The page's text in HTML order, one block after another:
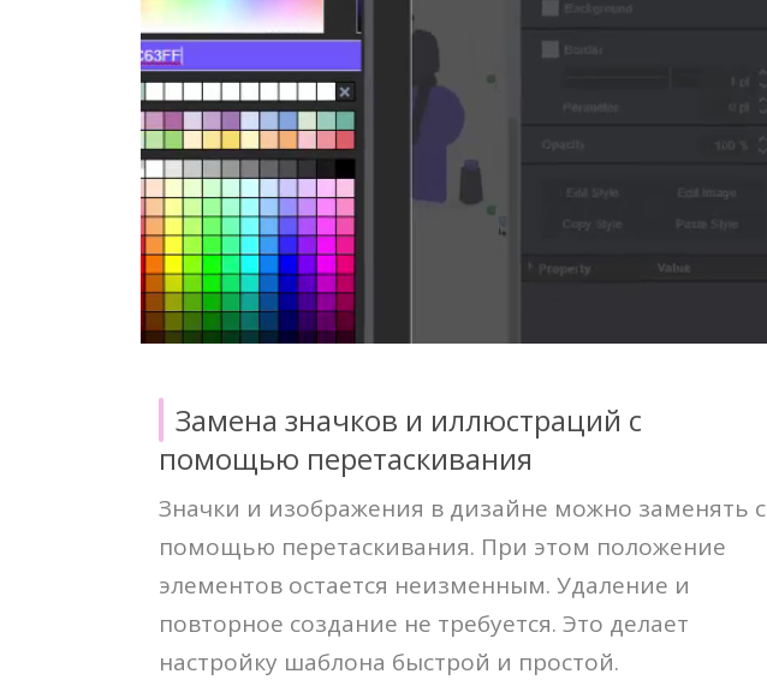
Замена значков и иллюстраций с
помощью перетаскивания
Значки и изображения в дизайне можно заменять с
помощью перетаскивания. При этом положение
элементов остается неизменным. Удаление и
повторное создание не требуется. Это делает
настройку шаблона быстрой и простой.